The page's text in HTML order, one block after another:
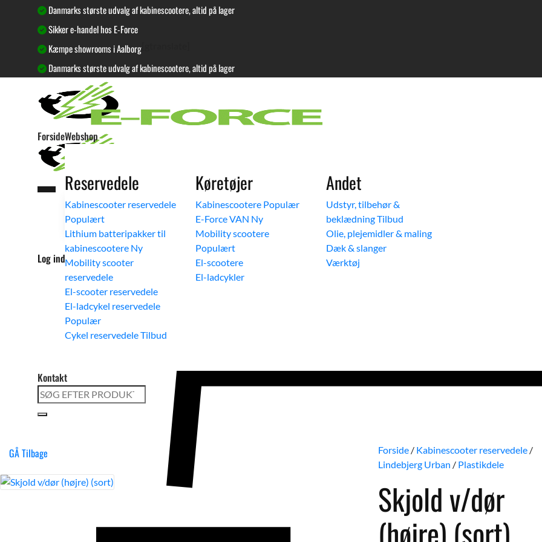
Danmarks største udvalg af kabinescootere, altid på lager
Sikker e-handel hos E-Force
Kæmpe showrooms i Aalborg
Danmarks største udvalg af kabinescootere, altid på lager
Søg
efter:
Log ind / Opret en kundekonto
ForsideWebshop
Reservedele
Kabinescooter reservedele
Lithium batteripakker til
kabinescootere
Mobility scooter
reservedele
El-scooter reservedele
El-ladcykel reservedele
Cykel reservedele
Køretøjer
Kabinescootere
E-Force VAN
Mobility scootere
El-scootere
El-ladcykler
Andet
Udstyr, tilbehør &
beklædning
Olie, plejemidler & maling
Dæk & slanger
Værktøj
Kontakt
Søg
efter:
GÅ Tilbage Forside / Kabinescooter reservedele /
Lindebjerg Urban / Plastikdele
Skjold v/dør
(højre) (sort)